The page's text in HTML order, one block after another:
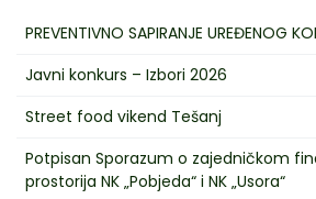
PREVENTIVNO SAPIRANJE UREĐENOG
Javni konkurs – Izbori 2026
Street food vikend Tešanj
Potpisan Sporazum o zajedničkom
prostorija NK „Pobjeda“ i NK „Usora“